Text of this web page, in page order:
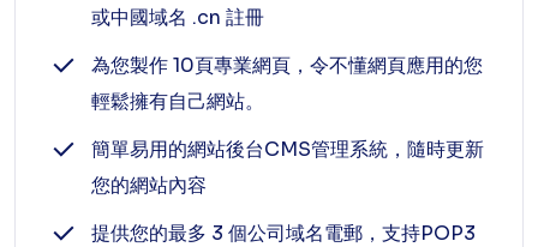
或中國域名 .cn 註冊
為您製作 10頁專業網頁，令不懂網頁應用的您
輕鬆擁有自己網站。
簡單易用的網站後台CMS管理系統，隨時更新
您的網站內容
提供您的最多 3 個公司域名電郵，支持POP3